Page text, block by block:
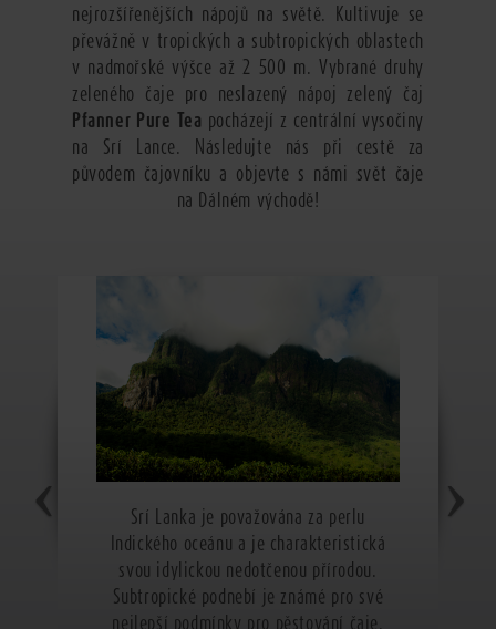
nejrozšířenějších nápojů na světě. Kultivuje se
převážně v tropických a subtropických oblastech
v nadmořské výšce až 2 500 m. Vybrané druhy
zeleného čaje pro neslazený nápoj zelený čaj
Pfanner Pure Tea pocházejí z centrální vysočiny
na Srí Lance. Následujte nás při cestě za
původem čajovníku a objevte s námi svět čaje
na Dálném východě!
Srí Lanka je považována za perlu
Indického oceánu a je charakteristická
svou idylickou nedotčenou přírodou.
Subtropické podnebí je známé pro své
nejlepší podmínky pro pěstování čaje.